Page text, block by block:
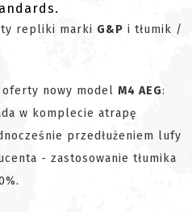
repliki marki G&P i tłumik /
oferty nowy model M4 AEG:
w komplecie atrapę
przedłużeniem lufy
- zastosowanie tłumika